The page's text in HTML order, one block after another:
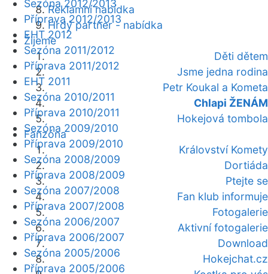
Reklamní nabídka
Hrdý partner - nabídka
Žijeme
Děti dětem
Jsme jedna rodina
Petr Koukal a Kometa
Chlapi ŽENÁM
Hokejová tombola
Fanzóna
Království Komety
Dortiáda
Ptejte se
Fan klub informuje
Fotogalerie
Aktivní fotogalerie
Download
Hokejchat.cz
Sezóna 2012/2013
Příprava 2012/2013
EHT 2012
Sezóna 2011/2012
Příprava 2011/2012
EHT 2011
Sezóna 2010/2011
Příprava 2010/2011
Sezóna 2009/2010
Příprava 2009/2010
Sezóna 2008/2009
Příprava 2008/2009
Sezóna 2007/2008
Příprava 2007/2008
Sezóna 2006/2007
Příprava 2006/2007
Sezóna 2005/2006
Příprava 2005/2006